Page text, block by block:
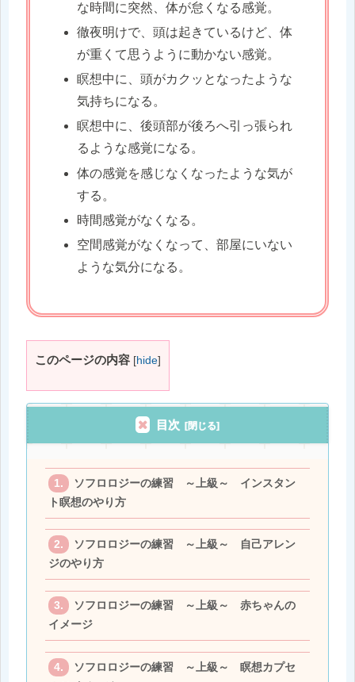
な時間に突然、体が怠くなる感覚。
徹夜明けで、頭は起きているけど、体
が重くて思うように動かない感覚。
瞑想中に、頭がカクッとなったような
気持ちになる。
瞑想中に、後頭部が後ろへ引っ張られ
るような感覚になる。
体の感覚を感じなくなったような気が
する。
時間感覚がなくなる。
空間感覚がなくなって、部屋にいない
ような気分になる。
このページの内容 [hide]
目次
ソフロロジーの練習 ～上級～ インスタン
ト瞑想のやり方
ソフロロジーの練習 ～上級～ 自己アレン
ジのやり方
ソフロロジーの練習 ～上級～ 赤ちゃんの
イメージ
ソフロロジーの練習 ～上級～ 瞑想カプセ